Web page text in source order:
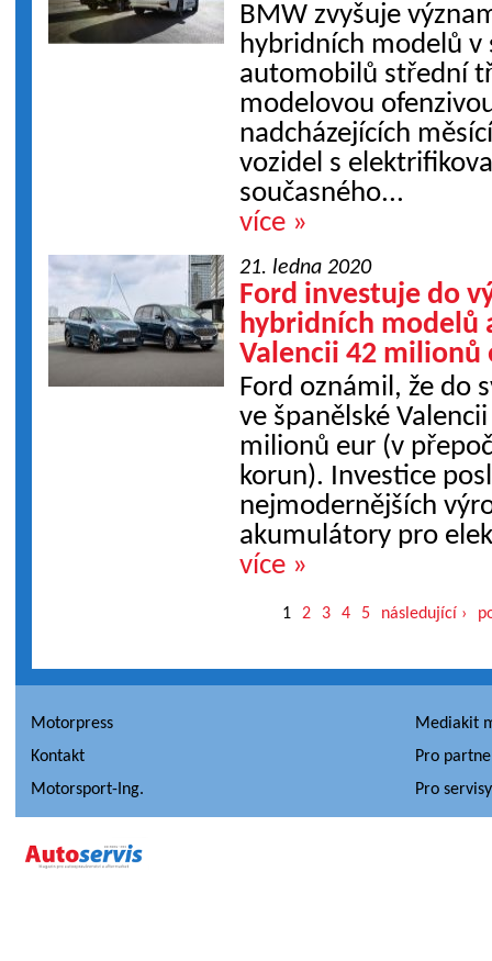
BMW zvyšuje
hybridních modelů
automobilů střední
modelovou
nadcházejících
vozidel s
současného...
více »
21. ledna 2020
Ford investuje do
hybridních modelů
Valencii 42 milionů
Ford oznámil, že do
ve španělské
milionů eur (v
korun). Investice
nejmodernějších
akumulátory pro
více »
1 2 3 4 5 následující ›
Motorpress
Mediakit
Kontakt
Pro
Motorsport-Ing.
Pro servisy